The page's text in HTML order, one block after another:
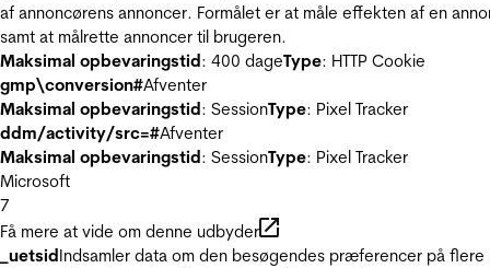
af annoncørens annoncer. Formålet er at måle effekten af en
samt at målrette annoncer til brugeren.
Maksimal opbevaringstid: 400 dageType: HTTP Cookie
gmp\conversion#Afventer
Maksimal opbevaringstid: SessionType: Pixel Tracker
ddm/activity/src=#Afventer
Maksimal opbevaringstid: SessionType: Pixel Tracker
Microsoft
7
Få mere at vide om denne udbyder
_uetsidIndsamler data om den besøgendes præferencer på flere